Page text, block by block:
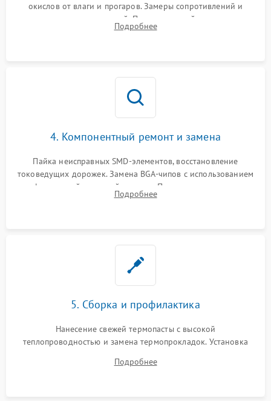
окислов от влаги и прогаров. Замеры сопротивлений и
дежурных напряжений. Проверка цепей питания,
мультиконтроллера, процессора и видеочипа.
Подробнее
4. Компонентный ремонт и замена
Пайка неисправных SMD-элементов, восстановление
токоведущих дорожек. Замена BGA-чипов с использованием
инфракрасной паяльной станции. Прошивка микросхемы
BIOS или замена поврежденных портов USB
Подробнее
5. Сборка и профилактика
Нанесение свежей термопасты с высокой
теплопроводностью и замена термопрокладок. Установка
шлейфов, модулей памяти и накопителей. Предварительная
Подробнее